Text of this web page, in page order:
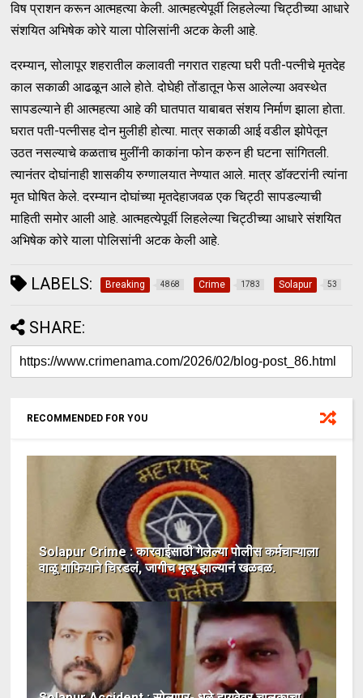
विष प्राशन करून आत्महत्या केली. आत्महत्येपूर्वी लिहलेल्या चिट्ठीच्या आधारे
संशयित अभिषेक कोरे याला पोलिसांनी अटक केली आहे.
दरम्यान, सोलापूर शहरातील कलावती नगरात राहत्या घरी पती-पत्नीचे मृतदेह
काल सकाळी आढळून आले होते. दोघेही तोंडातून फेस आलेल्या अवस्थेत
सापडल्याने ही आत्महत्या आहे की घातपात याबाबत संशय निर्माण झाला होता.
घरात पती-पत्नीसह दोन मुलीही होत्या. मात्र सकाळी आई वडील झोपेतून
उठत नसल्याचे कळताच मुलींनी काकांना फोन करुन ही घटना सांगितली.
त्यानंतर दोघांनाही शासकीय रुग्णालयात नेण्यात आले. मात्र डॉक्टरांनी त्यांना
मृत घोषित केले. दरम्यान दोघांच्या मृतदेहाजवळ एक चिट्ठी सापडल्याची
माहिती समोर आली आहे. आत्महत्येपूर्वी लिहलेल्या चिट्ठीच्या आधारे संशयित
अभिषेक कोरे याला पोलिसांनी अटक केली आहे.
LABELS: Breaking 4868 Crime 1783 Solapur 53
SHARE:
RECOMMENDED FOR YOU
Solapur Crime : कारवाईसाठी गेलेल्या पोलीस कर्मचाऱ्याला
वाळू माफियाने चिरडलं, जागीच मृत्यू झाल्यानं खळबळ.